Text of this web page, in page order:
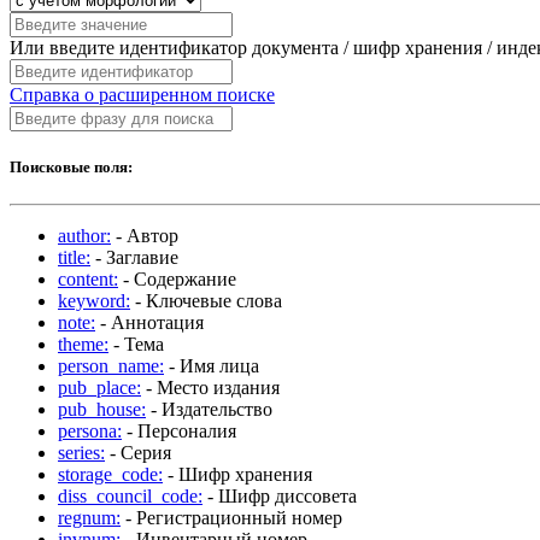
Или введите идентификатор документа / шифр хранения /
Справка о расширенном поиске
Поисковые поля:
author: - Автор
title: - Заглавие
content: - Содержание
keyword: - Ключевые слова
note: - Аннотация
theme: - Тема
person_name: - Имя лица
pub_place: - Место издания
pub_house: - Издательство
persona: - Персоналия
series: - Серия
storage_code: - Шифр хранения
diss_council_code: - Шифр диссовета
regnum: - Регистрационный номер